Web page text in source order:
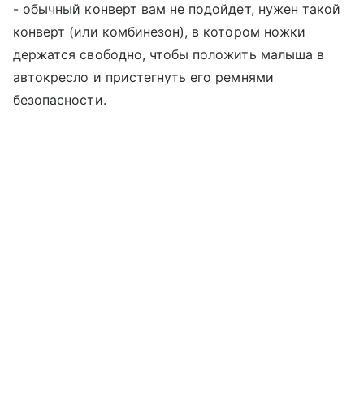
- обычный конверт вам не подойдет, нужен такой
конверт (или комбинезон), в котором ножки
держатся свободно, чтобы положить малыша в
автокресло и пристегнуть его ремнями
безопасности.